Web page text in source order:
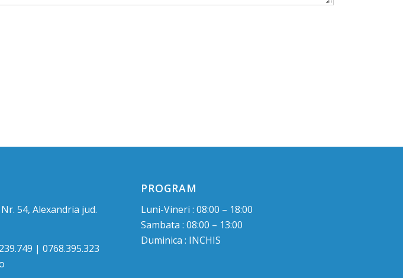
54, Alexandria jud.
| 0768.395.323
PROGRAM
Luni-Vineri : 08:00 – 18:00
Sambata : 08:00 – 13:00
Duminica : INCHIS